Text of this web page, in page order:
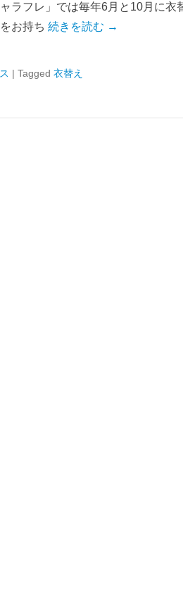
ラフレ」では毎年6月と10月に衣
お持ち 続きを読む →
| Tagged 衣替え